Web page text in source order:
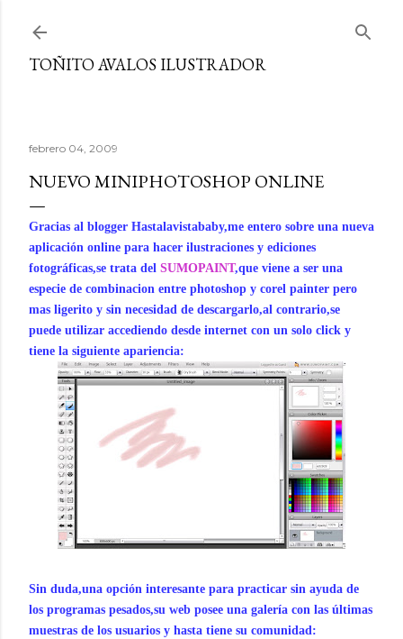
TOÑITO AVALOS ILUSTRADOR
febrero 04, 2009
NUEVO MINIPHOTOSHOP ONLINE
Gracias al blogger Hastalavistababy,me entero sobre una nueva
aplicación online para hacer ilustraciones y ediciones
fotográficas,se trata del SUMOPAINT,que viene a ser una
especie de combinacion entre photoshop y corel painter pero
mas ligerito y sin necesidad de descargarlo,al contrario,se
puede utilizar accediendo desde internet con un solo click y
tiene la siguiente apariencia:
Sin duda,una opción interesante para practicar sin ayuda de
los programas pesados,su web posee una galería con las últimas
muestras de los usuarios y hasta tiene su comunidad: